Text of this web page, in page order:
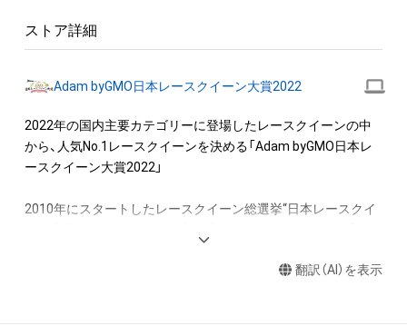
作権を有する方、著作隣接権の権利者またはその管理委託を受
を保有していたとしても、本アイテムに関する創作物にかかる
・本アイテムの著作権を有する方、著作隣接権の権利者またはそ
の管理委託を受けている者からの事前の同意なしに、上記の「本
アイテムの保有者が有する権利」の範囲を超えた行為、知的財産
ル、リバースエンジニアリングを含みますが、これに限定されま
・本アイテムに関する創作物の利用については、公序良俗や法令
に反する利用またはその恐れのある利用など、作成者が不適切
ストア詳細
Adam byGMO日本レースクイーン大賞2022
2022年の国内主要カテゴリーに登場したレースクイーンの中
から、人気No.1レースクイーンを決める「Adam byGMO日本レ
ースクイーン大賞2022」
2010年にスタートしたレースクイーン総選挙“日本レースクイ
翻訳（AI）を表示